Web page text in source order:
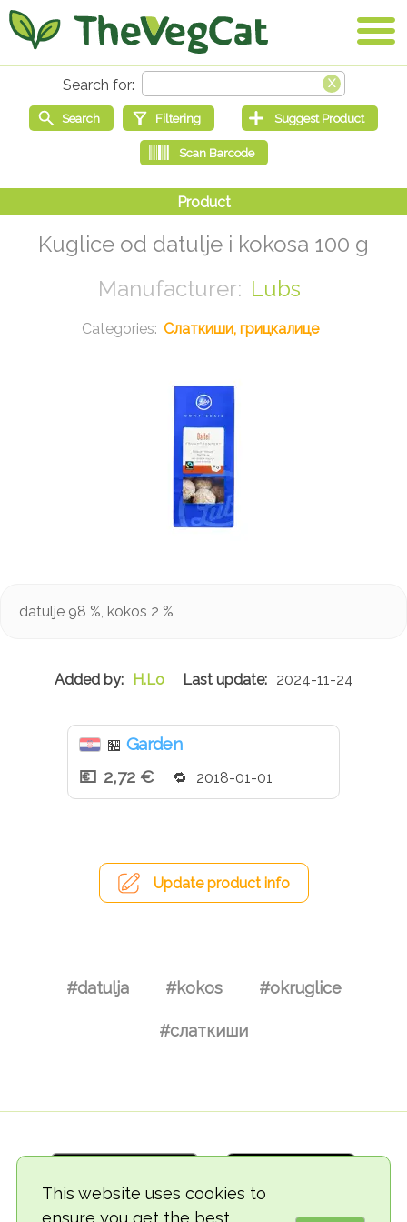
This website uses cookies to
ensure you get the best
Kuglice od datulje i kokosa 100 g
Lubs
Слаткиши, грицкалице
datulje 98 %, kokos 2 %
H.Lo 2024-11-24
🏪 Garden
2,72 €
2018-01-01
Update product info
#datulja #kokos #okruglice
#слаткиши